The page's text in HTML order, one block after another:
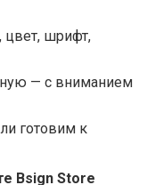
цвет, шрифт,
— с вниманием
готовим к
Bsign Store